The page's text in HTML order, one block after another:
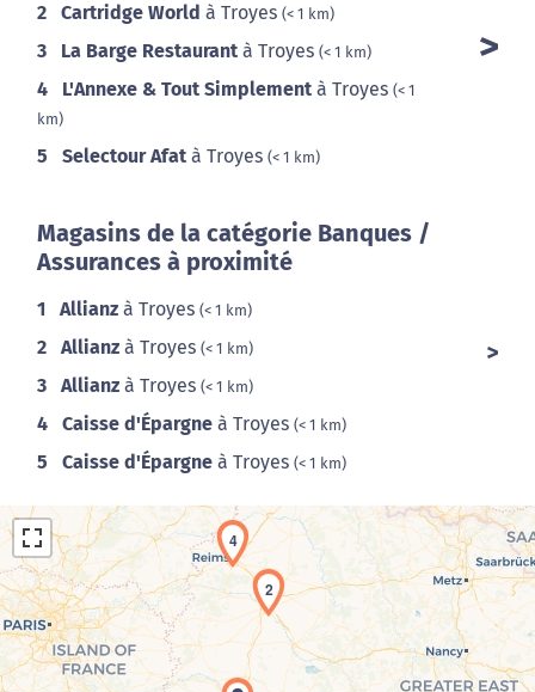
2 Cartridge World à Troyes (< 1 km)
3 La Barge Restaurant à Troyes (< 1 km)
4 L'Annexe & Tout Simplement à Troyes (< 1
km)
5 Selectour Afat à Troyes (< 1 km)
Magasins de la catégorie Banques /
Assurances à proximité
1 Allianz à Troyes (< 1 km)
2 Allianz à Troyes (< 1 km)
3 Allianz à Troyes (< 1 km)
4 Caisse d'Épargne à Troyes (< 1 km)
5 Caisse d'Épargne à Troyes (< 1 km)
2
4